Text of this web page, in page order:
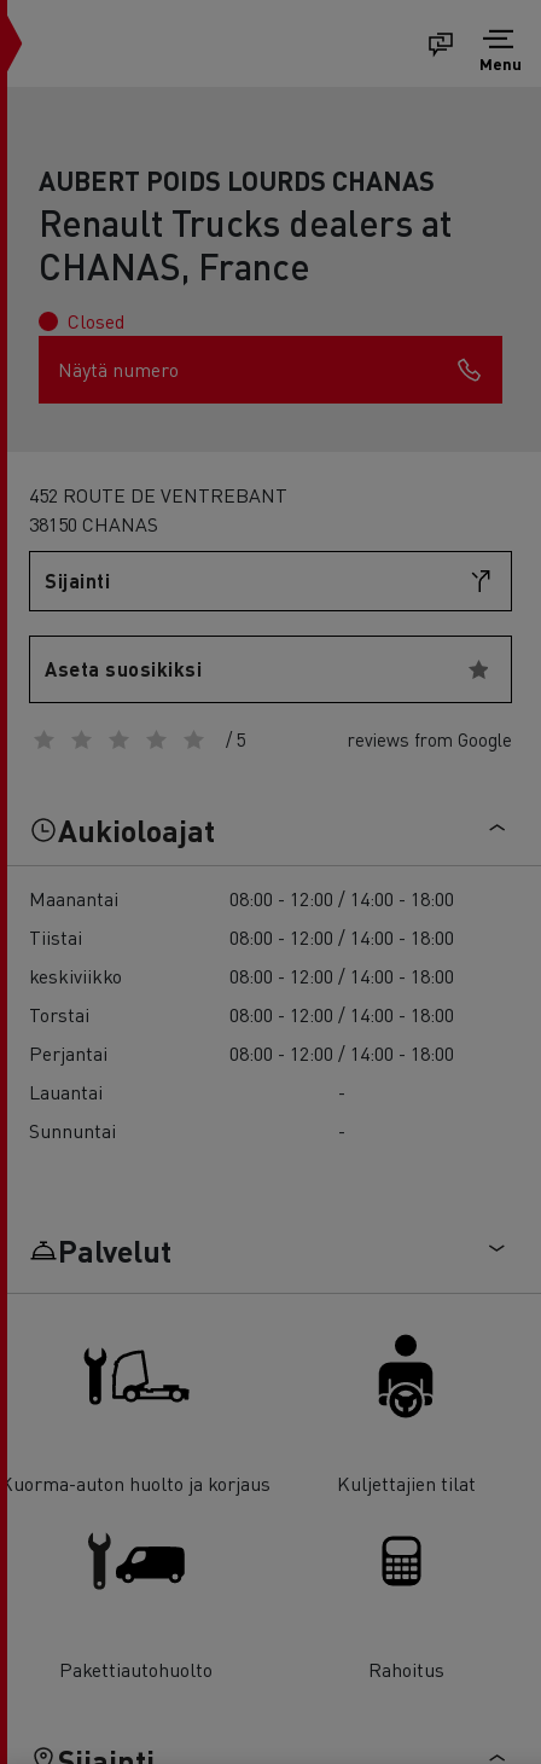
Menu
AUBERT POIDS LOURDS CHANAS
Renault Trucks dealers at
CHANAS, France
Closed
Näytä numero
452 ROUTE DE VENTREBANT
38150 CHANAS
Sijainti
Aseta suosikiksi
/ 5 reviews from Google
Aukioloajat
Maanantai
08:00 - 12:00 / 14:00 - 18:00
Tiistai
08:00 - 12:00 / 14:00 - 18:00
keskiviikko
08:00 - 12:00 / 14:00 - 18:00
Torstai
08:00 - 12:00 / 14:00 - 18:00
Perjantai
08:00 - 12:00 / 14:00 - 18:00
Lauantai
-
Sunnuntai
-
Palvelut
Kuorma-auton huolto ja korjaus Kuljettajien tilat
Pakettiautohuolto Rahoitus